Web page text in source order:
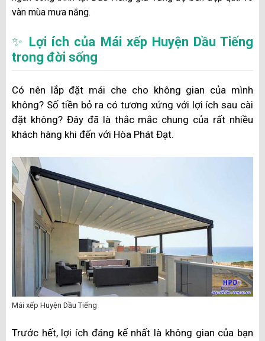
vàn mùa mưa nắng.
✨ Lợi ích của Mái xếp Huyện Dầu Tiếng
trong đời sống
Có nên lắp đặt mái che cho không gian của mình
không? Số tiền bỏ ra có tương xứng với lợi ích sau cài
đặt không? Đây đã là thắc mắc chung của rất nhiều
khách hàng khi đến với Hòa Phát Đạt.
Mái xếp Huyện Dầu Tiếng
Trước hết, lợi ích đáng kể nhất là không gian của bạn